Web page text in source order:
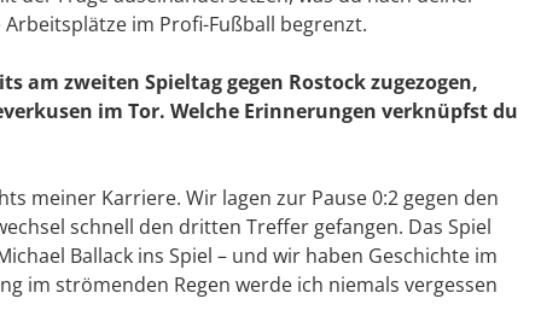
im Profi-Fußball begrenzt.
am zweiten Spieltag gegen Rostock zugezogen,
im Tor. Welche Erinnerungen verknüpfst du
meiner Karriere. Wir lagen zur Pause 0:2 gegen den
schnell den dritten Treffer gefangen. Das Spiel
Ballack ins Spiel – und wir haben Geschichte im
im strömenden Regen werde ich niemals vergessen